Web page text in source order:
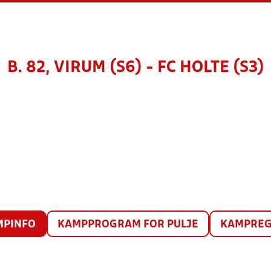
B. 82, VIRUM (S6) - FC HOLTE (S3)
KAMPPROGRAM FOR PULJE